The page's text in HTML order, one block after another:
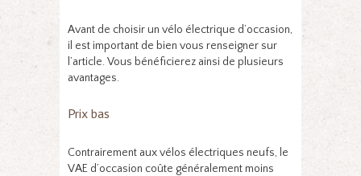
Avant de choisir un vélo électrique d’occasion,
il est important de bien vous renseigner sur
l’article. Vous bénéficierez ainsi de plusieurs
avantages.
Prix bas
Contrairement aux vélos électriques neufs, le
VAE d’occasion coûte généralement moins